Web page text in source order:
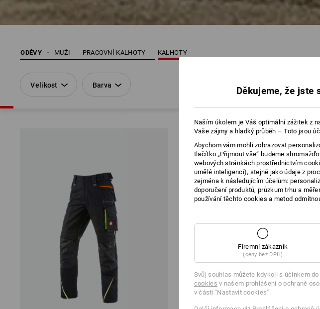
ODĚVY KALHOTY
PRACOVNÍ KALHOTY
MUŽI
Velikost Barva Děkujeme, že jste
Naším úkolem je Váš optimální zážitek z
Vaše zájmy a hladký průběh – Toto jsou
Abychom vám mohli zobrazovat
tlačítko „Přijmout vše“ budeme
webových stránkách prostřednictvím
umělé inteligenci), stejně jako údaje z
zejména k následujícím účelům:
doporučení produktů, průzkum trhu a
používání těchto cookies a metod
Firemní zákazník
(ceny bez DPH)
Svůj souhlas můžete kdykoli s účinkem
cookies v našem prohlášení o ochraně
v části "Nastavit cookies".